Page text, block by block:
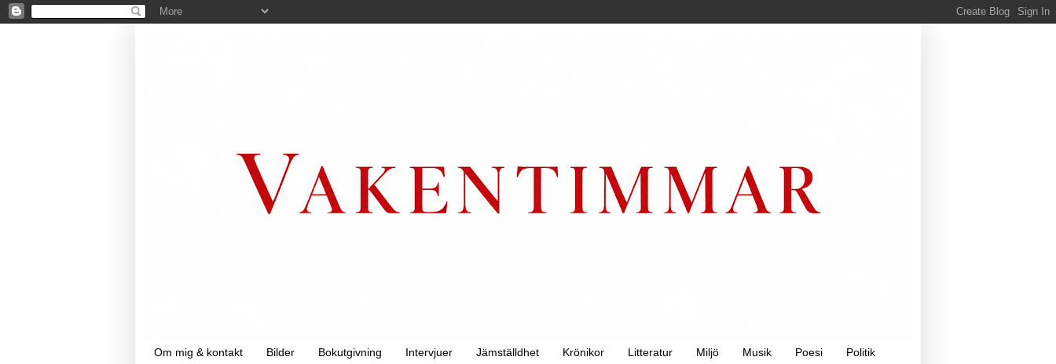
Om mig & kontakt Bilder Bokutgivning Intervjuer Jämställdhet Krönikor Litteratur Miljö Musik Poesi Politik